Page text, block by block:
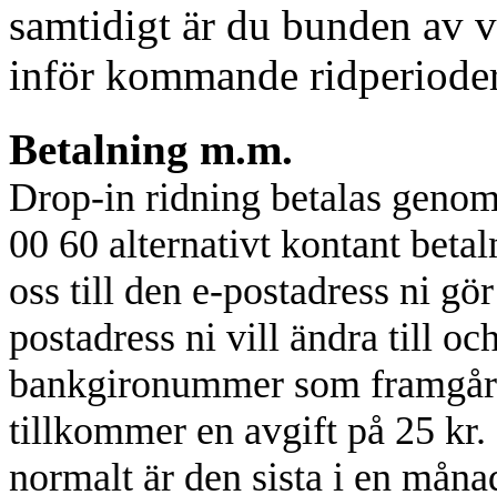
samtidigt är du bunden av
inför kommande
Betalning m.m.
Drop-in ridning betalas
00 60 alternativt kontant
oss till den e-postadress ni
postadress ni vill ändra till
bankgironummer som
tillkommer en avgift på 25
normalt är den sista i en